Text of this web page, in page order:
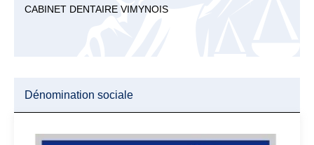
CABINET DENTAIRE VIMYNOIS
Dénomination sociale